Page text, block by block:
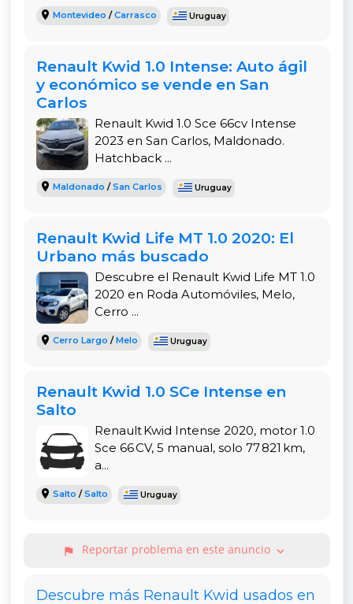
Además, al comprarlo en una concesionaria
con respaldo en trámites y posibilidad de
financiación total o permuta de tu vehículo
actual. No dejes pasar esta oportunidad de
llevarte un Kwid en estado impecable a un precio
muy competitivo. Contacta hoy para agendar
una prueba de manejo y verificar todo en
persona.
Montevideo /Carrasco Uruguay
Renault Kwid 1.0 Intense: Auto ágil
y económico se vende en San
Carlos
Renault Kwid 1.0 Sce 66cv Intense
2023 en San Carlos, Maldonado.
Hatchback ...
Maldonado /San Carlos Uruguay
Renault Kwid Life MT 1.0 2020: El
Urbano más buscado
Descubre el Renault Kwid Life MT 1.0
2020 en Roda Automóviles, Melo,
Cerro ...
Cerro Largo /Melo Uruguay
Renault Kwid 1.0 SCe Intense en
Salto
Renault Kwid Intense 2020, motor 1.0
Sce 66 CV, 5 manual, solo 77 821 km,
a...
Salto /Salto Uruguay
flag Reportar problema en este anuncio expand_more
Descubre más Renault Kwid usados en